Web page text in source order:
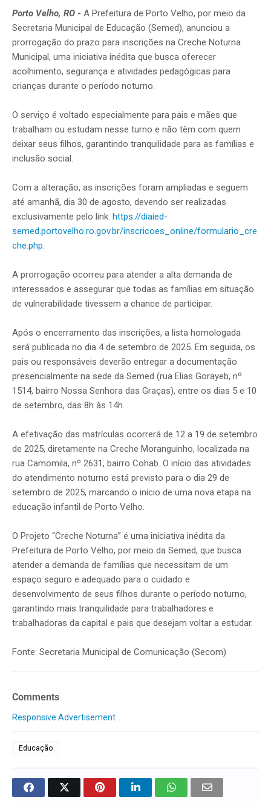
Porto Velho, RO - A Prefeitura de Porto Velho, por meio da
Secretaria Municipal de Educação (Semed), anunciou a
prorrogação do prazo para inscrições na Creche Noturna
Municipal, uma iniciativa inédita que busca oferecer
acolhimento, segurança e atividades pedagógicas para
crianças durante o período noturno.
O serviço é voltado especialmente para pais e mães que
trabalham ou estudam nesse turno e não têm com quem
deixar seus filhos, garantindo tranquilidade para as famílias e
inclusão social.
Com a alteração, as inscrições foram ampliadas e seguem
até amanhã, dia 30 de agosto, devendo ser realizadas
exclusivamente pelo link: https://diaied-
semed.portovelho.ro.gov.br/inscricoes_online/formulario_cre
che.php.
A prorrogação ocorreu para atender a alta demanda de
interessados e assegurar que todas as famílias em situação
de vulnerabilidade tivessem a chance de participar.
Após o encerramento das inscrições, a lista homologada
será publicada no dia 4 de setembro de 2025. Em seguida, os
pais ou responsáveis deverão entregar a documentação
presencialmente na sede da Semed (rua Elias Gorayeb, nº
1514, bairro Nossa Senhora das Graças), entre os dias 5 e 10
de setembro, das 8h às 14h.
A efetivação das matrículas ocorrerá de 12 a 19 de setembro
de 2025, diretamente na Creche Moranguinho, localizada na
rua Camomila, nº 2631, bairro Cohab. O início das atividades
do atendimento noturno está previsto para o dia 29 de
setembro de 2025, marcando o início de uma nova etapa na
educação infantil de Porto Velho.
O Projeto “Creche Noturna” é uma iniciativa inédita da
Prefeitura de Porto Velho, por meio da Semed, que busca
atender a demanda de famílias que necessitam de um
espaço seguro e adequado para o cuidado e
desenvolvimento de seus filhos durante o período noturno,
garantindo mais tranquilidade para trabalhadores e
trabalhadoras da capital e pais que desejam voltar a estudar.
Fonte: Secretaria Municipal de Comunicação (Secom)
Comments
Responsive Advertisement
Educação